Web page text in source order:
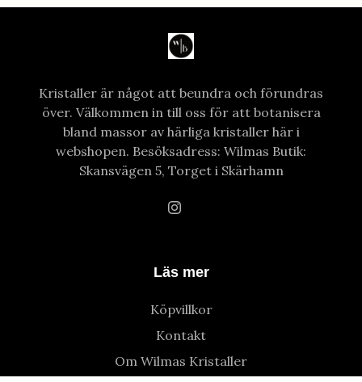
Kristaller är något att beundra och förundras
över. Välkommen in till oss för att botanisera
bland massor av härliga kristaller här i
webshopen. Besöksadress: Wilmas Butik:
Skansvägen 5, Torget i Skärhamn
Läs mer
Köpvillkor
Kontakt
Om Wilmas Kristaller